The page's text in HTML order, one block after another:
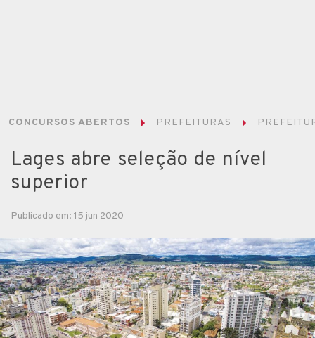
CONCURSOS ABERTOS PREFEITURAS
Lages abre seleção de nível
superior
Publicado em: 15 jun 2020